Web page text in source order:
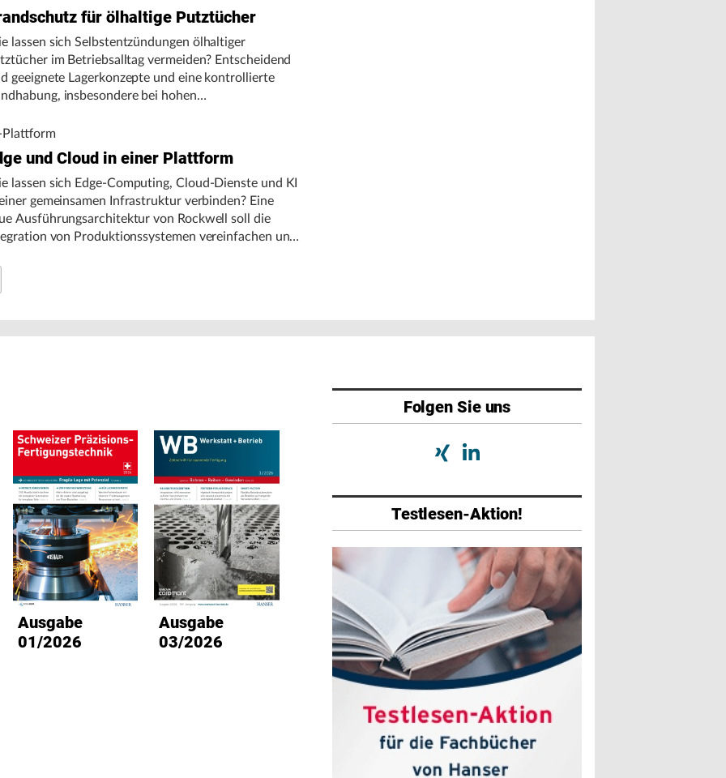
für ölhaltige Putztücher
lassen sich Selbstentzündungen ölhaltiger
im Betriebsalltag vermeiden? Entscheidend
geeignete Lagerkonzepte und eine kontrollierte
insbesondere bei hohen
Plattform
und Cloud in einer Plattform
lassen sich Edge-Computing, Cloud-Dienste und KI
gemeinsamen Infrastruktur verbinden? Eine
Ausführungsarchitektur von Rockwell soll die
von Produktionssystemen vereinfachen und
Ausgabe
01/2026
Ausgabe
03/2026
Ausgabe
02/2026
Ausgabe
01/2026
Folgen Sie uns
Testlesen-Aktion!